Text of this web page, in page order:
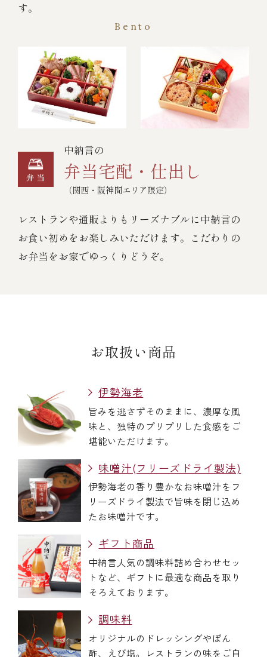
す。
Bento
中納言の
弁当宅配・仕出し
（関西・阪神間エリア限定）
レストランや通販よりもリーズナブルに中納言の
お食い初めをお楽しみいただけます。こだわりの
お弁当をお家でゆっくりどうぞ。
お取扱い商品
伊勢海老
旨みを逃さずそのままに、濃厚な風
味と、独特のプリプリした食感をご
堪能いただけます。
味噌汁(フリーズドライ製法)
伊勢海老の香り豊かなお味噌汁をフ
リーズドライ製法で旨味を閉じ込め
たお味噌汁です。
ギフト商品
中納言人気の調味料詰め合わせセッ
トなど、ギフトに最適な商品を取り
そろえております。
調味料
オリジナルのドレッシングやぽん
酢、えび塩。レストランの味をご自